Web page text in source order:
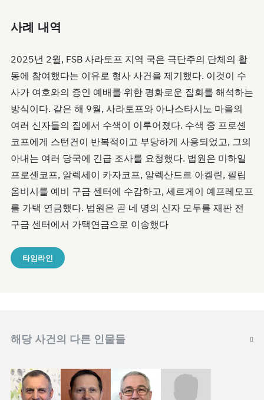
사례 내역
2025년 2월, FSB 사라토프 지역 국은 극단주의 단체의 활
동에 참여했다는 이유로 형사 사건을 제기했다. 이것이 수
사가 여호와의 증인 예배를 위한 평화로운 집회를 해석하는
방식이다. 같은 해 9월, 사라토프와 아나스타시노 마을의
여러 신자들의 집에서 수색이 이루어졌다. 수색 중 프로셴
코프에게 스턴건이 반복적이고 부당하게 사용되었고, 그의
아내는 여러 당국에 긴급 조사를 요청했다. 법원은 미하일
프로셴코프, 알렉세이 카자코프, 알렉산드르 아켈린, 필립
옴비시를 예비 구금 센터에 수감하고, 세르게이 예프레모프
를 가택 연금했다. 법원은 곧 네 명의 신자 모두를 재판 전
구금 센터에서 가택연금으로 이송했다
타임라인
해당 사건의 다른 인물들